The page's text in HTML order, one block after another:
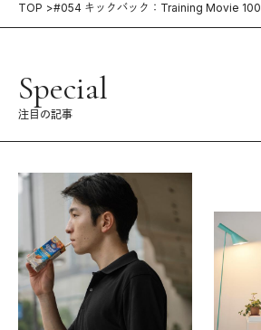
TOP #054 キックバック：Training Movie 100
Special
注目の記事